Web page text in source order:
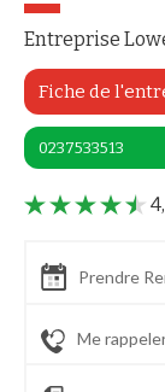
Entreprise
Fiche de
0237533513
Prendre
Me